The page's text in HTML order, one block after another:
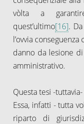
vòlta a
quest’ultimo[16].
l’ovvia
danno da lesione
amministrativo.
Questa tesi -
Essa, infatti - tutta
riparto di